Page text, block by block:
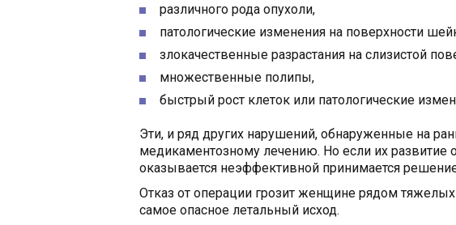
различного рода опухоли,
патологические изменения на поверхности
злокачественные разрастания на слизистой
множественные полипы,
быстрый рост клеток или патологические
Эти, и ряд других нарушений, обнаруженные на
медикаментозному лечению. Но если их развитие
оказывается неэффективной принимается
Отказ от операции грозит женщине рядом
самое опасное летальный исход.